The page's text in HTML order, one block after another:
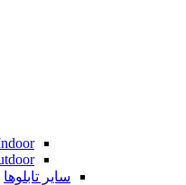
سایر تابلوها